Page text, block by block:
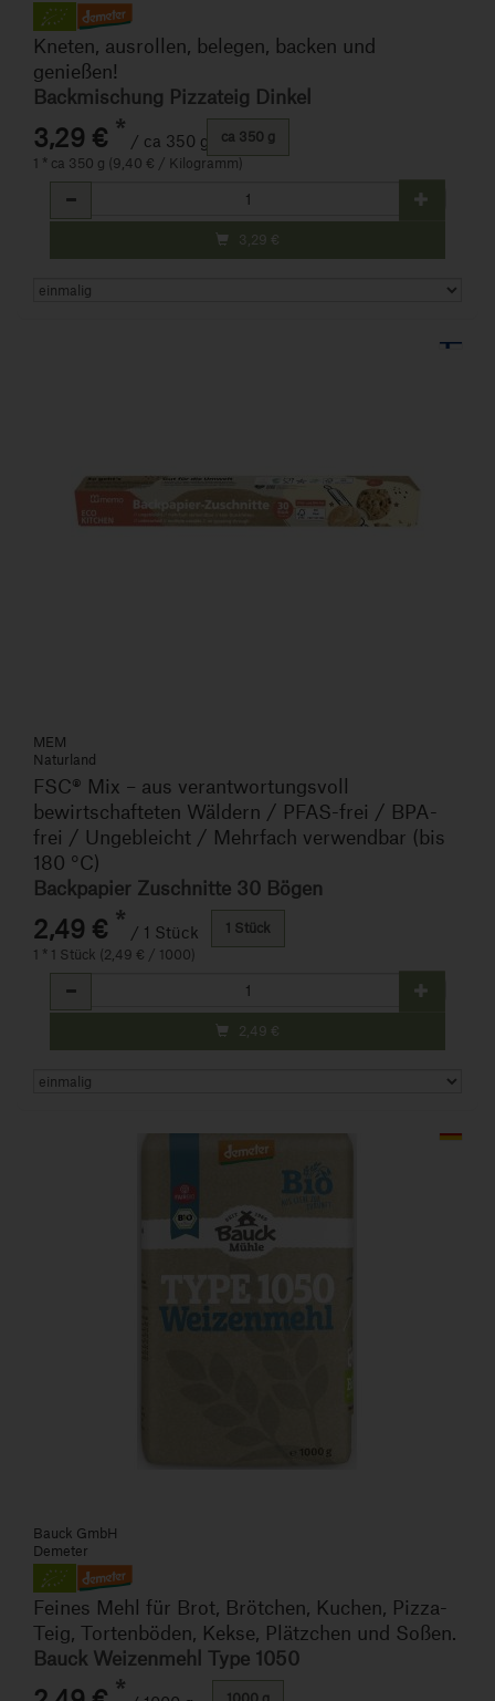
Kneten, ausrollen, belegen, backen und
genießen!
Backmischung Pizzateig Dinkel
3,29 € * / ca 350 g
1 * ca 350 g (9,40 € / Kilogramm)
ca 350 g
Anzahl
3,29 €
MEM
Naturland
FSC® Mix – aus verantwortungsvoll
bewirtschafteten Wäldern / PFAS-frei / BPA-
frei / Ungebleicht / Mehrfach verwendbar (bis
180 °C)
Backpapier Zuschnitte 30 Bögen
2,49 € * / 1 Stück
1 * 1 Stück (2,49 € / 1000)
1 Stück
Anzahl
2,49 €
Bauck GmbH
Demeter
Feines Mehl für Brot, Brötchen, Kuchen, Pizza-
Teig, Tortenböden, Kekse, Plätzchen und Soßen.
Bauck Weizenmehl Type 1050
*